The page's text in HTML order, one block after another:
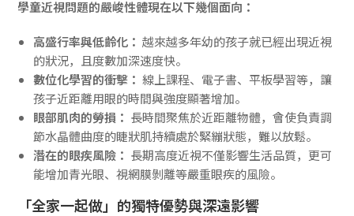
學童近視問題的嚴峻性體現在以下幾個面向：
高盛行率與低齡化： 越來越多年幼的孩子就已經出現近視
的狀況，且度數加深速度快。
數位化學習的衝擊： 線上課程、電子書、平板學習等，讓
孩子近距離用眼的時間與強度顯著增加。
眼部肌肉的勞損： 長時間聚焦於近距離物體，會使負責調
節水晶體曲度的睫狀肌持續處於緊繃狀態，難以放鬆。
潛在的眼疾風險： 長期高度近視不僅影響生活品質，更可
能增加青光眼、視網膜剝離等嚴重眼疾的風險。
「全家一起做」的獨特優勢與深遠影響